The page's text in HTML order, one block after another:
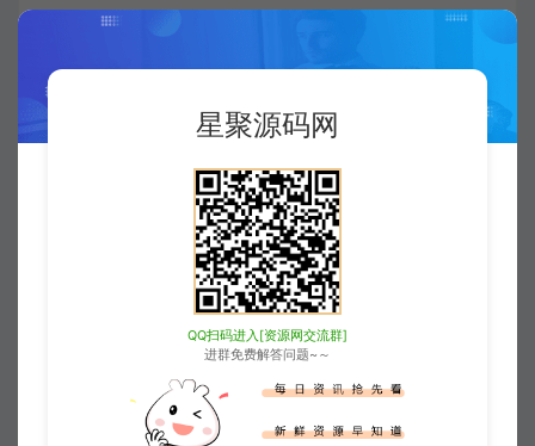
收藏 (0) 打赏 点赞 (0)
版权声明
本站素材解压密码：xjusou
本站永久网址：
https://www.xjuym.cn
本站内发布的一切内容仅限用于学习和
星聚源码网
QQ扫码进入[资源网交流群]
进群免费解答问题~～